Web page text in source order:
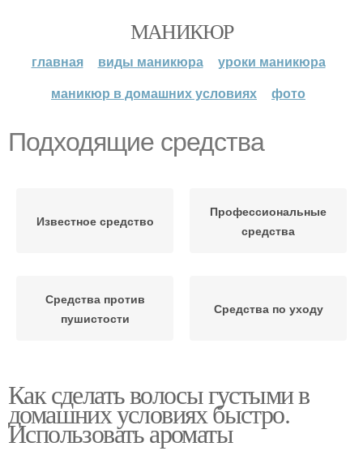
МАНИКЮР
главная виды маникюра
уроки маникюра
маникюр в домашних условиях
фото
Подходящие средства
Известное средство
Профессиональные
средства
Средства против
пушистости
Средства по уходу
Как сделать волосы густыми в
домашних условиях быстро.
Использовать ароматы